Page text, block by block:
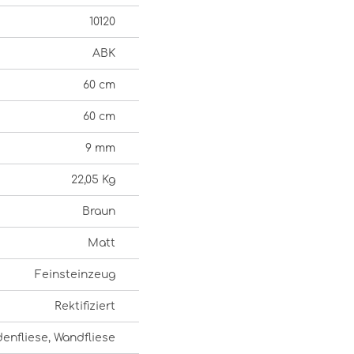
10120
ABK
60 cm
60 cm
9 mm
22,05 Kg
Braun
Matt
Feinsteinzeug
Rektifiziert
Wandfliese